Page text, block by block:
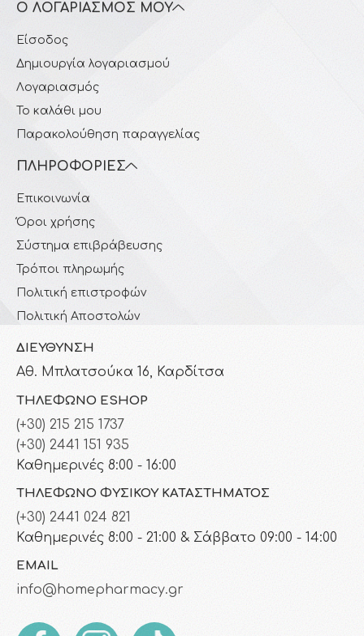
Ο ΛΟΓΑΡΙΑΣΜΌΣ ΜΟΥ
Είσοδος
Δημιουργία λογαριασμού
Λογαριασμός
Το καλάθι μου
Παρακολούθηση παραγγελίας
ΠΛΗΡΟΦΟΡΊΕΣ
Επικοινωνία
Όροι χρήσης
Σύστημα επιβράβευσης
Τρόποι πληρωμής
Πολιτική επιστροφών
Πολιτική Αποστολών
ΔΙΕΎΘΥΝΣΗ
Αθ. Μπλατσούκα 16, Καρδίτσα
ΤΗΛΈΦΩΝΟ ESHOP
(+30) 215 215 1737
(+30) 2441 151 935
Καθημερινές 8:00 - 16:00
ΤΗΛΈΦΩΝΟ ΦΥΣΙΚΟΎ ΚΑΤΑΣΤΉΜΑΤΟΣ
(+30) 2441 024 821
Καθημερινές 8:00 - 21:00 & Σάββατο 09:00 - 14:00
EMAIL
info@homepharmacy.gr